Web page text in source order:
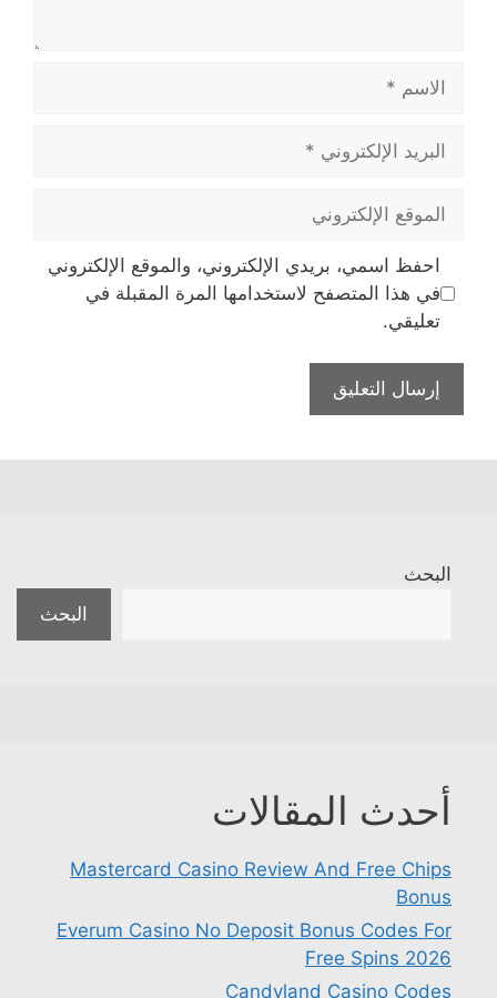
الإلكتروني
الإلكتروني
احفظ اسمي، بريدي الإلكتروني، والموقع الإلكتروني
في هذا المتصفح لاستخدامها المرة المقبلة في
تعليقي.
البحث
البحث
أحدث المقالات
Mastercard Casino Review And Free Chips
Bonus
Everum Casino No Deposit Bonus Codes For
Free Spins 2026
Candyland Casino Codes